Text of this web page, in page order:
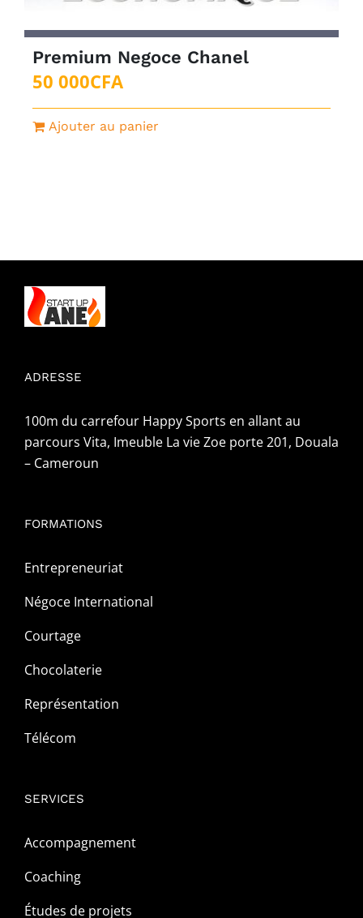
Premium Negoce Chanel
50 000CFA
Ajouter au panier
ADRESSE
100m du carrefour Happy Sports en allant au
parcours Vita, Imeuble La vie Zoe porte 201, Douala
– Cameroun
FORMATIONS
Entrepreneuriat
Négoce International
Courtage
Chocolaterie
Représentation
Télécom
SERVICES
Accompagnement
Coaching
Études de projets